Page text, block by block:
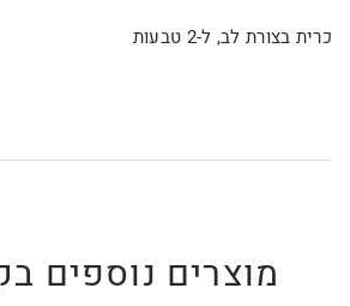
כרית בצורת לב, ל-2 טבעות
מוצרים נוספים